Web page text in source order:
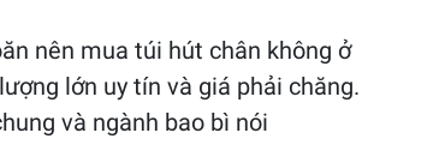
nên mua túi hút chân không ở
lớn uy tín và giá phải chăng.
và ngành bao bì nói